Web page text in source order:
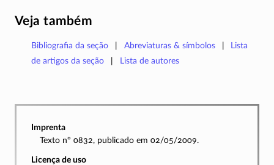
Veja também
Bibliografia da seção Abreviaturas & símbolos
Lista
de artigos da seção
Lista de autores
Imprenta
Texto nº 0832, publicado em 02/05/2009.
Licença de uso